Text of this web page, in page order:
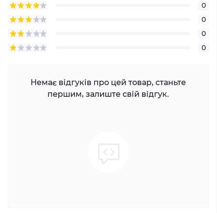
0
0
0
0
Немає відгуків про цей товар, станьте
першим, залиште свій відгук.